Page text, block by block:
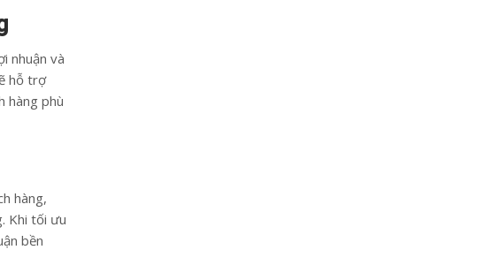
nhuận và
hỗ trợ
hàng phù
hàng,
Khi tối ưu
bền